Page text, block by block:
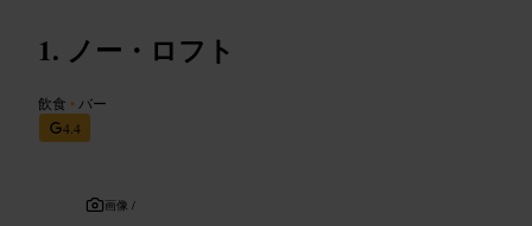
ノー・ロフト
飲食 • バー
4.4
画像 /